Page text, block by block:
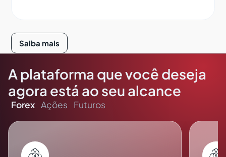
Saiba mais
A plataforma que você deseja
agora está ao seu alcance
Forex Ações Futuros